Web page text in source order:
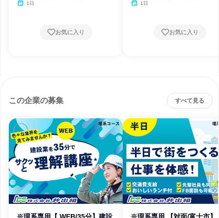
1日
お気に入り
1日
お気に入り
この企業の募集 すべて見る